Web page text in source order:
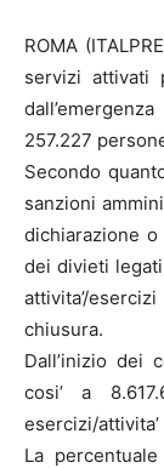
ROMA
servizi attivati
257.227
Secondo
sanzioni
dichiarazione
dei divieti
attivita’/
chiusura.
Dall’inizio dei
cosi’ a
esercizi/
La